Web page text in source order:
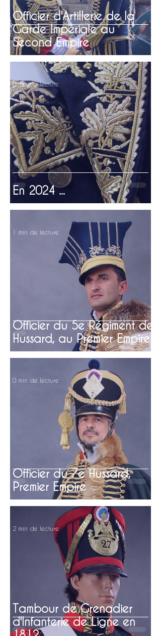
Officier d'Artillerie de la
Garde Impériale au
Second Empire
En 2024 ...
0 min de lecture
Officier du 5e Régiment de
Hussard, au Premier Empire
1 min de lecture
Officier du 7e Hussard,
Premier Empire
0 min de lecture
Tambour de Grenadier
d'Infanterie de Ligne en
2 min de lecture